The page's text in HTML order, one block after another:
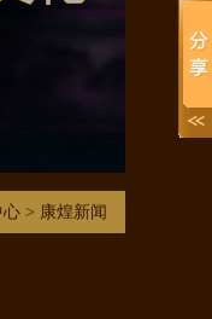
心 > 康煌新闻